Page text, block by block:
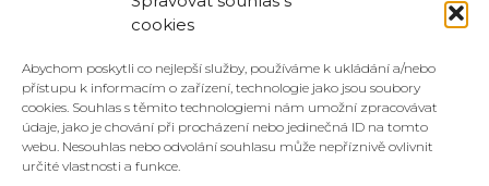
cookies
Abychom poskytli co nejlepší služby, používáme k ukládání a/nebo
přístupu k informacím o zařízení, technologie jako jsou soubory
cookies. Souhlas s těmito technologiemi nám umožní zpracovávat
údaje, jako je chování při procházení nebo jedinečná ID na tomto
webu. Nesouhlas nebo odvolání souhlasu může nepříznivě ovlivnit
určité vlastnosti a funkce.
© 2026 PK Graphica | Design & realizace HD Production Brno